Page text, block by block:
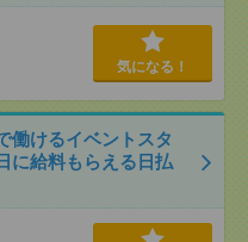
気になる！
働けるイベントスタ
に給料もらえる日払